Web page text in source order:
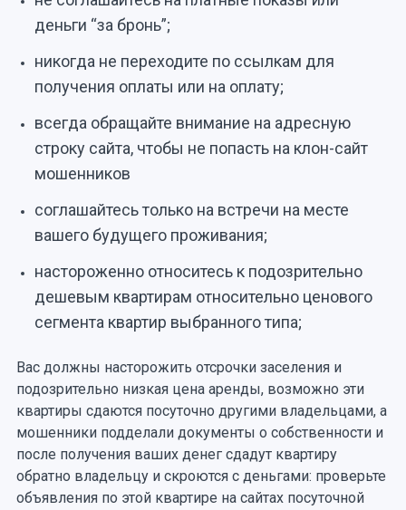
деньги “за бронь”;
никогда не переходите по ссылкам для
получения оплаты или на оплату;
всегда обращайте внимание на адресную
строку сайта, чтобы не попасть на клон-сайт
мошенников
соглашайтесь только на встречи на месте
вашего будущего проживания;
настороженно относитесь к подозрительно
дешевым квартирам относительно ценового
сегмента квартир выбранного типа;
Вас должны насторожить отсрочки заселения и
подозрительно низкая цена аренды, возможно эти
квартиры сдаются посуточно другими владельцами, а
мошенники подделали документы о собственности и
после получения ваших денег сдадут квартиру
обратно владельцу и скроются с деньгами: проверьте
объявления по этой квартире на сайтах посуточной